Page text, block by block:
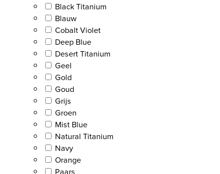
Black Titanium
Blauw
Cobalt Violet
Deep Blue
Desert Titanium
Geel
Gold
Goud
Grijs
Groen
Mist Blue
Natural Titanium
Navy
Orange